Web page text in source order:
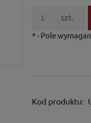
szt.
*- Pole
Kod produktu: